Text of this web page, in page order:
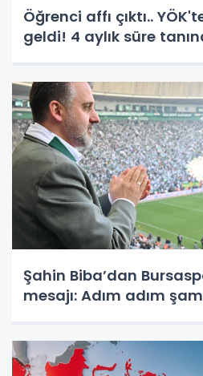
Öğrenci affı çıktı..
geldi! 4 aylık süre
Şahin Biba’dan
mesajı: Adım adım